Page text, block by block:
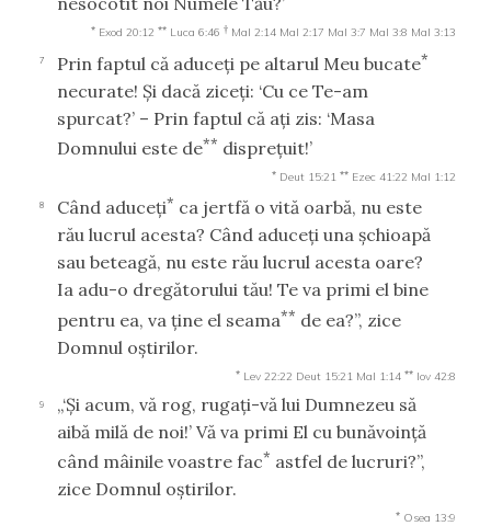
* Exod 20:12 ** Luca 6:46 † Mal 2:14 Mal 2:17 Mal 3:7 Mal 3:8 Mal 3:13
7 Prin faptul că aduceţi pe altarul Meu bucate*
necurate! Şi dacă ziceţi: ‘Cu ce Te-am
spurcat?’ – Prin faptul că aţi zis: ‘Masa
Domnului este de** dispreţuit!’
* Deut 15:21 ** Ezec 41:22 Mal 1:12
8 Când aduceţi* ca jertfă o vită oarbă, nu este
rău lucrul acesta? Când aduceţi una şchioapă
sau beteagă, nu este rău lucrul acesta oare?
Ia adu-o dregătorului tău! Te va primi el bine
pentru ea, va ţine el seama** de ea?”, zice
Domnul oştirilor.
* Lev 22:22 Deut 15:21 Mal 1:14 ** Iov 42:8
9
„‘Şi acum, vă rog, rugaţi-vă lui Dumnezeu să
aibă milă de noi!’ Vă va primi El cu bunăvoinţă
când mâinile voastre fac* astfel de lucruri?”,
zice Domnul oştirilor.
* Osea 13:9